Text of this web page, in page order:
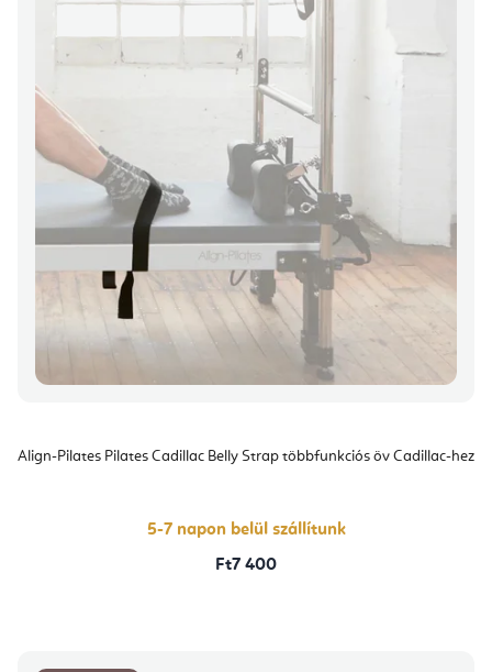
Align-Pilates Pilates Cadillac Belly Strap többfunkciós öv Cadillac-hez
5-7 napon belül szállítunk
Ft7 400